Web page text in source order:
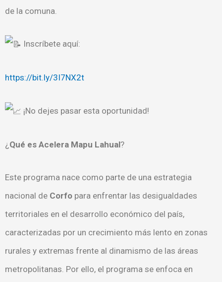
de la comuna.
Inscríbete aquí:
https://bit.ly/3I7NX2t
¡No dejes pasar esta oportunidad!
¿ Qué es Acelera Mapu Lahual?
Este programa nace como parte de una estrategia
nacional de Corfo para enfrentar las desigualdades
territoriales en el desarrollo económico del país,
caracterizadas por un crecimiento más lento en zonas
rurales y extremas frente al dinamismo de las áreas
metropolitanas. Por ello, el programa se enfoca en